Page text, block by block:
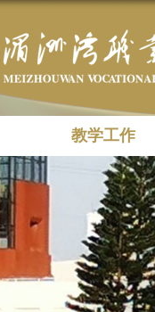
教学工作